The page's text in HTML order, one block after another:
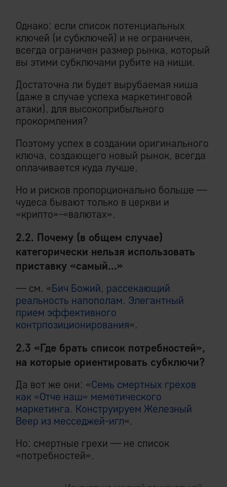
Однако: если список потенциальных
ключей (и субключей) и не ограничен,
всегда ограничен размер рынка, который
вы этими субключами рубите на ниши.
Достаточна ли будет вырубаемая ниша
(даже в случае успеха маркетинговой
атаки), для высокоприбыльного
прокормления?
Поэтому успех в создании оригинального
ключа, создающего новый рынок, всегда
оплачивается куда лучше.
Но и рисков пропорционально больше —
чудеса бывают только в церкви и
«крипто»-«валютах».
2.2. Почему (в общем случае)
категорически нельзя использовать
приставку «самый...»
— см. «Бич Божий, рассекающий
реальность напополам. Элегантный
прием эффективного
контрпозиционирования«.
2.3 «Где брать список потребностей»,
на которые ориентировать субключи?
Да вот же они: «Семь смертных грехов
как «Отче наш» меметического
маркетинга. Конструируем Железный
Веер из месседжей-игл«.
Но: смертные грехи — не список
«потребностей».